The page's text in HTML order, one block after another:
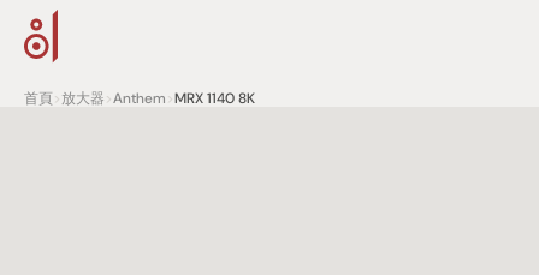
首頁>放大器>Anthem>MRX 1140 8K